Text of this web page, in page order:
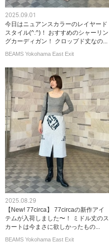
2025.09.01
今日はニュアンスカラーのレイヤード
スタイル(^.^)！ おすすめのシャーリン
グカーディガン！ クロップド丈なの...
BEAMS Yokohama East Exit
2025.08.29
【New! 77circa】 77circaの新作アイ
テムが入荷しました〜！ ミドル丈のス
カートは今まさに欲しかったもの...
BEAMS Yokohama East Exit